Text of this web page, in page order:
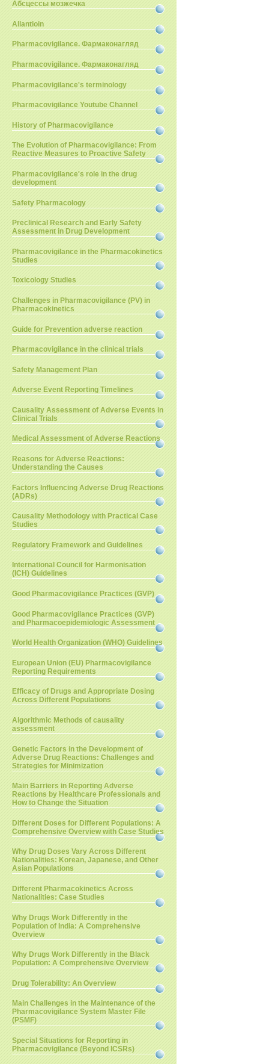
Абсцессы мозжечка
Allantioin
Pharmacovigilance. Фармаконагляд
Pharmacovigilance. Фармаконагляд
Pharmacovigilance's terminology
Pharmacovigilance Youtube Channel
History of Pharmacovigilance
The Evolution of Pharmacovigilance: From
Reactive Measures to Proactive Safety
Pharmacovigilance's role in the drug
development
Safety Pharmacology
Preclinical Research and Early Safety
Assessment in Drug Development
Pharmacovigilance in the Pharmacokinetics
Studies
Toxicology Studies
Challenges in Pharmacovigilance (PV) in
Pharmacokinetics
Guide for Prevention adverse reaction
Pharmacovigilance in the clinical trials
Safety Management Plan
Adverse Event Reporting Timelines
Causality Assessment of Adverse Events in
Clinical Trials
Medical Assessment of Adverse Reactions
Reasons for Adverse Reactions:
Understanding the Causes
Factors Influencing Adverse Drug Reactions
(ADRs)
Causality Methodology with Practical Case
Studies
Regulatory Framework and Guidelines
International Council for Harmonisation
(ICH) Guidelines
Good Pharmacovigilance Practices (GVP)
Good Pharmacovigilance Practices (GVP)
and Pharmacoepidemiologic Assessment
World Health Organization (WHO) Guidelines
European Union (EU) Pharmacovigilance
Reporting Requirements
Efficacy of Drugs and Appropriate Dosing
Across Different Populations
Algorithmic Methods of causality
assessment
Genetic Factors in the Development of
Adverse Drug Reactions: Challenges and
Strategies for Minimization
Main Barriers in Reporting Adverse
Reactions by Healthcare Professionals and
How to Change the Situation
Different Doses for Different Populations: A
Comprehensive Overview with Case Studies
Why Drug Doses Vary Across Different
Nationalities: Korean, Japanese, and Other
Asian Populations
Different Pharmacokinetics Across
Nationalities: Case Studies
Why Drugs Work Differently in the
Population of India: A Comprehensive
Overview
Why Drugs Work Differently in the Black
Population: A Comprehensive Overview
Drug Tolerability: An Overview
Main Challenges in the Maintenance of the
Pharmacovigilance System Master File
(PSMF)
Special Situations for Reporting in
Pharmacovigilance (Beyond ICSRs)